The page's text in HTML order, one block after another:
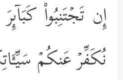
إِن تَجۡتَنِبُواْ
نُكَفِّرۡ عَنكُمۡ